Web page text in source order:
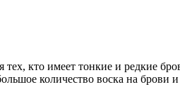
тех, кто имеет тонкие и редкие
количество воска на брови